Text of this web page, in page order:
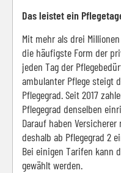
Das leistet ein
Mit mehr als drei
die häufigste Form der
jeden Tag der
ambulanter Pflege steigt
Pflegegrad. Seit 2017
Pflegegrad denselben
Darauf haben
deshalb ab Pflegegrad 2
Bei einigen Tarifen kann
gewählt werden.